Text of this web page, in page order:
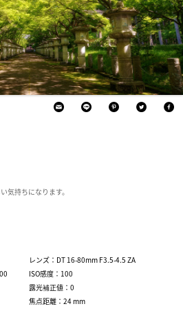
気持ちになります。
レンズ：DT 16-80mm F3.5-4.5 ZA
ISO感度：100
露光補正値：0
焦点距離：24 mm